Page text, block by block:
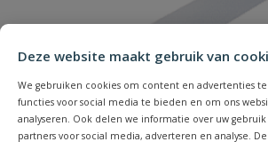
Deze website maakt gebruik van
We gebruiken cookies om content en advertenties
functies voor social media te bieden en om ons
analyseren. Ook delen we informatie over uw
partners voor social media, adverteren en analyse.